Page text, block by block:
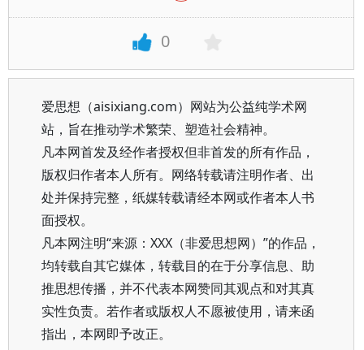
0
爱思想（aisixiang.com）网站为公益纯学术网
站，旨在推动学术繁荣、塑造社会精神。
凡本网首发及经作者授权但非首发的所有作品，
版权归作者本人所有。网络转载请注明作者、出
处并保持完整，纸媒转载请经本网或作者本人书
面授权。
凡本网注明“来源：XXX（非爱思想网）”的作品，
均转载自其它媒体，转载目的在于分享信息、助
推思想传播，并不代表本网赞同其观点和对其真
实性负责。若作者或版权人不愿被使用，请来函
指出，本网即予改正。